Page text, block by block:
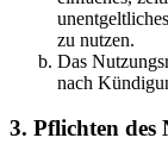
zu nutzen.
Das
nach
3. Pflichten des